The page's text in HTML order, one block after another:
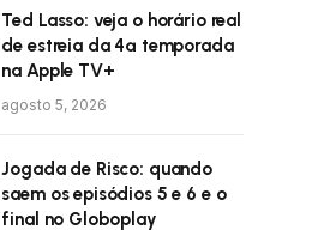
Ted Lasso: veja o horário real
de estreia da 4ª temporada
na Apple TV+
agosto 5, 2026
Jogada de Risco: quando
saem os episódios 5 e 6 e o
final no Globoplay